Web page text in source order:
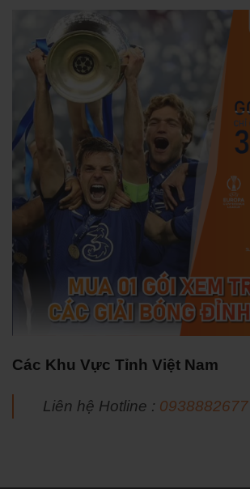
Các Khu Vực Tỉnh Việt Nam
Liên hệ Hotline : 0938882677